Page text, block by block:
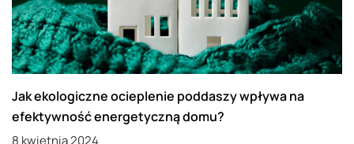
Jak ekologiczne ocieplenie poddaszy wpływa na
efektywność energetyczną domu?
8 kwietnia 2024